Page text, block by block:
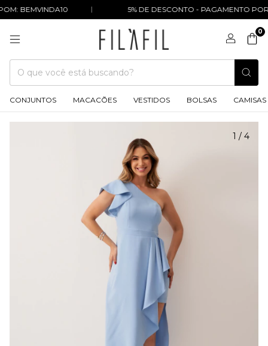
BEMVINDA10 5% DE DESCONTO - PAGAMENTO POR
0
CONJUNTOS MACACÕES VESTIDOS BOLSAS CAMISAS
1 / 4